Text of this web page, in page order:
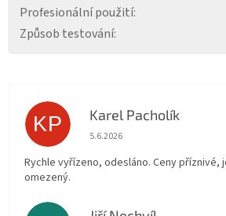
Profesionální použití:
Způsob testování:
KP Karel Pacholík
Hodnocení obchodu je 4 z 5
5.6.2026
Rychle vyřízeno, odesláno. Ceny příznivé,
omezený.